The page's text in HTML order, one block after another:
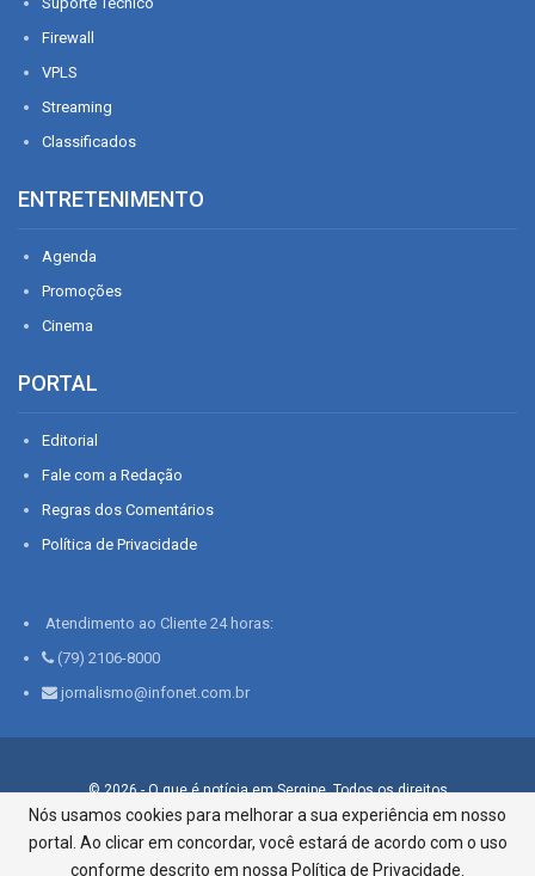
Firewall
VPLS
Streaming
Classificados
ENTRETENIMENTO
Agenda
Promoções
Cinema
PORTAL
Editorial
Fale com a Redação
Regras dos Comentários
Política de Privacidade
Atendimento ao Cliente 24 horas:
(79) 2106-8000
jornalismo@infonet.com.br
© 2026 - O que é notícia em Sergipe. Todos os direitos
reservados.
Infonet - Rua Monsenhor Silveira 276, Bairro São José |
Aracaju-SE, CEP 49015-030, Fone: 79.2106.8000 - CI Centro de
Nós usamos cookies para melhorar a sua experiência em nosso
portal. Ao clicar em concordar, você estará de acordo com o uso
conforme descrito em nossa Política de Privacidade.